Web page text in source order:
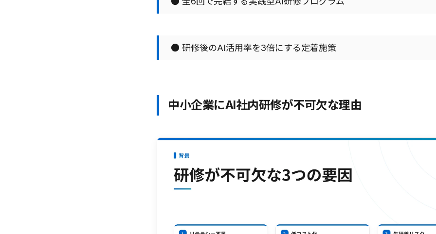
● 研修後のAI活用率を3倍にする定着施策
中小企業にAI社内研修が不可欠な理由